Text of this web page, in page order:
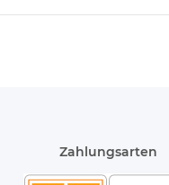
Zahlungsarten